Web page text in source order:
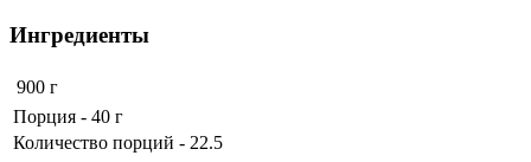
Ингредиенты
900 г
Порция - 40 г
Количество порций - 22.5